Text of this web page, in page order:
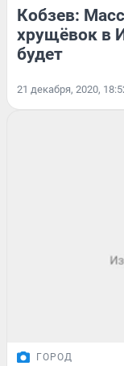
Кобзев:
хрущёвок в
будет
21 декабря, 2020,
ГОРОД